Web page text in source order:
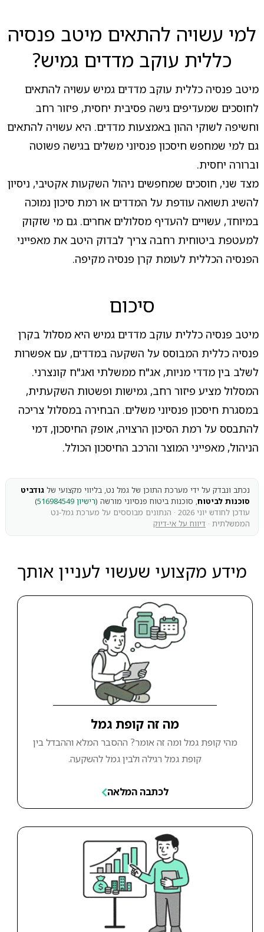
למי עשויה להתאים מיטב פנסיה
כללית עוקב מדדים גמיש?
מיטב פנסיה כללית עוקב מדדים גמיש עשויה להתאים
לחוסכים שמעדיפים גישה פסיבית יחסית, פיזור רחב
וחשיפה לשוקי ההון באמצעות מדדים. היא עשויה להתאים
גם למי שמחפש חיסכון פנסיוני משלים בגישה פשוטה
וברורה יחסית.
מצד שני, חוסכים שמחפשים ניהול השקעות אקטיבי, ניסיון
להשיג תשואה עודפת על המדדים או רמת סיכון נמוכה
במיוחד, עשויים להעדיף מסלולים אחרים. גם מי שזקוק
למעטפת ביטוחית רחבה צריך לבדוק היטב את מאפייני
הפנסיה הכללית לעומת קרן פנסיה מקיפה.
סיכום
מיטב פנסיה כללית עוקב מדדים גמיש היא מסלול בקרן
פנסיה כללית המבוסס על השקעה במדדים, עם אפשרות
לשלב בין מדדי מניות, אג"ח ממשלתי ואג"ח קונצרני.
המסלול מציע פיזור רחב, גמישות ופשטות השקעתית,
במסגרת חיסכון פנסיוני משלים. הבחירה במסלול צריכה
להתבסס על רמת הסיכון הרצויה, אופק החיסכון, דמי
הניהול, מאפייני המוצר והרכב החיסכון הכולל.
נכתב ונבדק על ידי מערכת התוכן של גמל נט, בליווי מקצועי של גודביט
סוכנות לביטוח, סוכנות ביטוח פנסיוני מורשה (רישיון 516984549
)
עודכן לחודש יוני 2026 · הנתונים מבוססים על מערכת גמל-נט
הממשלתית · דיווח על אי-דיוק
מידע מקצועי שעשוי לעניין אותך
מה זה קופת גמל
מהי קופת גמל ומה זה אומר? ההסבר המלא וההבדל בין
קופת גמל רגילה ולבין גמל להשקעה.
לכתבה המלאה